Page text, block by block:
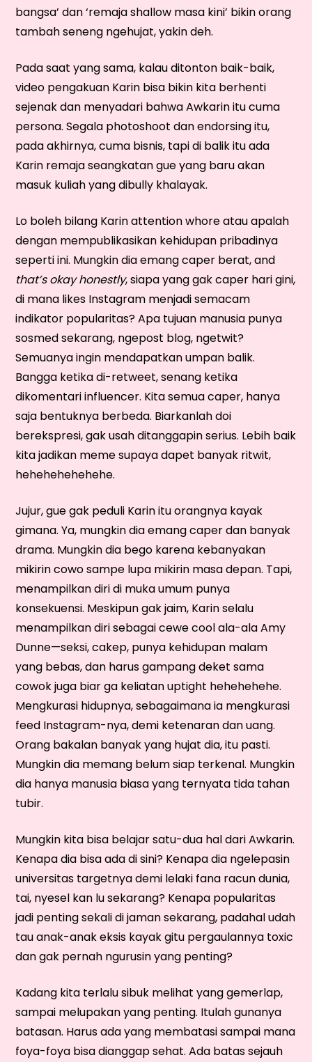
bangsa’ dan ‘remaja shallow masa kini’ bikin orang
tambah seneng ngehujat, yakin deh.
Pada saat yang sama, kalau ditonton baik-baik,
video pengakuan Karin bisa bikin kita berhenti
sejenak dan menyadari bahwa Awkarin itu cuma
persona. Segala photoshoot dan endorsing itu,
pada akhirnya, cuma bisnis, tapi di balik itu ada
Karin remaja seangkatan gue yang baru akan
masuk kuliah yang dibully khalayak.
Lo boleh bilang Karin attention whore atau apalah
dengan mempublikasikan kehidupan pribadinya
seperti ini. Mungkin dia emang caper berat, and
that’s okay honestly, siapa yang gak caper hari gini,
di mana likes Instagram menjadi semacam
indikator popularitas? Apa tujuan manusia punya
sosmed sekarang, ngepost blog, ngetwit?
Semuanya ingin mendapatkan umpan balik.
Bangga ketika di-retweet, senang ketika
dikomentari influencer. Kita semua caper, hanya
saja bentuknya berbeda. Biarkanlah doi
berekspresi, gak usah ditanggapin serius. Lebih baik
kita jadikan meme supaya dapet banyak ritwit,
hehehehehehehe.
Jujur, gue gak peduli Karin itu orangnya kayak
gimana. Ya, mungkin dia emang caper dan banyak
drama. Mungkin dia bego karena kebanyakan
mikirin cowo sampe lupa mikirin masa depan. Tapi,
menampilkan diri di muka umum punya
konsekuensi. Meskipun gak jaim, Karin selalu
menampilkan diri sebagai cewe cool ala-ala Amy
Dunne—seksi, cakep, punya kehidupan malam
yang bebas, dan harus gampang deket sama
cowok juga biar ga keliatan uptight hehehehehe.
Mengkurasi hidupnya, sebagaimana ia mengkurasi
feed Instagram-nya, demi ketenaran dan uang.
Orang bakalan banyak yang hujat dia, itu pasti.
Mungkin dia memang belum siap terkenal. Mungkin
dia hanya manusia biasa yang ternyata tida tahan
tubir.
Mungkin kita bisa belajar satu-dua hal dari Awkarin.
Kenapa dia bisa ada di sini? Kenapa dia ngelepasin
universitas targetnya demi lelaki fana racun dunia,
tai, nyesel kan lu sekarang? Kenapa popularitas
jadi penting sekali di jaman sekarang, padahal udah
tau anak-anak eksis kayak gitu pergaulannya toxic
dan gak pernah ngurusin yang penting?
Kadang kita terlalu sibuk melihat yang gemerlap,
sampai melupakan yang penting. Itulah gunanya
batasan. Harus ada yang membatasi sampai mana
foya-foya bisa dianggap sehat. Ada batas sejauh